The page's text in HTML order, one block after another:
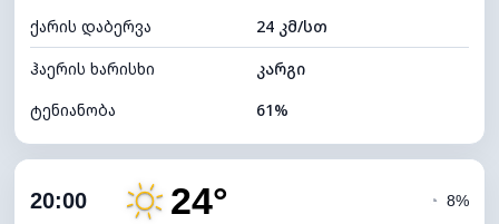
ღრუბლის სიმაღლე 11600 მ
ქარის დაბერვა
24 კმ/სთ
ჰაერის ხარისხი
კარგი
ტენიანობა
61%
ღრუბლიანობა
20:00 24° ◔ 8%